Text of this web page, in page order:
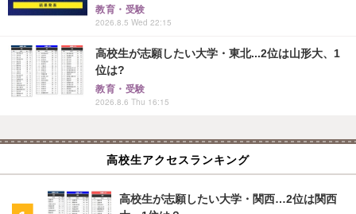
教育・受験
2026.8.5 Wed 22:15
高校生が志願したい大学・東北...2位は山形大、1
位は?
教育・受験
2026.8.6 Thu 16:15
高校生アクセスランキング
高校生が志願したい大学・関西…2位は関西